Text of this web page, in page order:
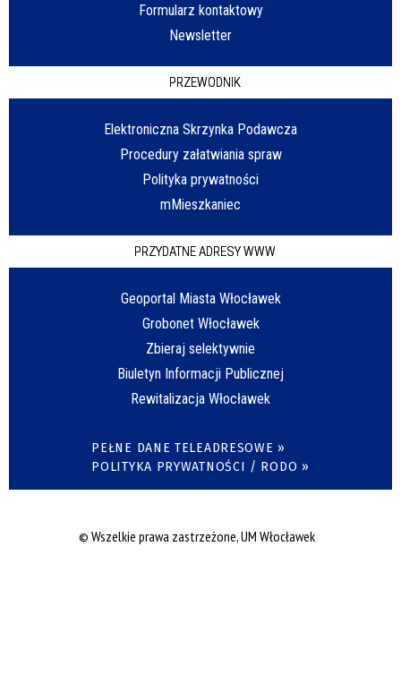
Formularz kontaktowy
Newsletter
PRZEWODNIK
Elektroniczna Skrzynka Podawcza
Procedury załatwiania spraw
Polityka prywatności
mMieszkaniec
PRZYDATNE ADRESY WWW
Geoportal Miasta Włocławek
Grobonet Włocławek
Zbieraj selektywnie
Biuletyn Informacji Publicznej
Rewitalizacja Włocławek
PEŁNE DANE TELEADRESOWE »
POLITYKA PRYWATNOŚCI / RODO »
© Wszelkie prawa zastrzeżone, UM Włocławek